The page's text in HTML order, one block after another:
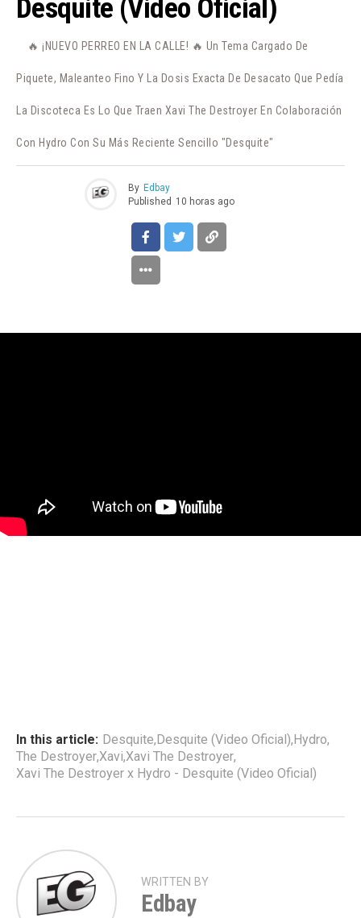
Desquite (Video Oficial)
🔥 ¡NUEVO PERREO EN LA CALLE! 🔥 Un Tema Cargado De
Piquete, Maleanteo Fino Y La Dosis Exacta De Desacato Que Pedía
La Discoteca Es Lo Que Traen Xavi The Destroyer En Colaboración
Con Hydro Con Su Más Reciente Sencillo "Desquite"
By Edbay
Published 10 horas ago
In this article: Desquite,Desquite (Video Oficial),Hydro,
The Destroyer,Xavi,Xavi The Destroyer,
Xavi The Destroyer x Hydro - Desquite (Video Oficial)
WRITTEN BY
Edbay